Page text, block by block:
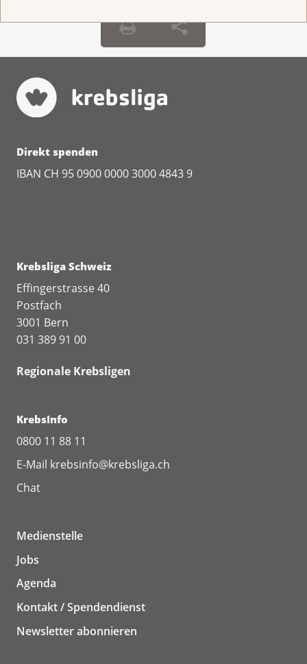
Direkt spenden
IBAN CH 95 0900 0000 3000 4843 9
Krebsliga Schweiz
Effingerstrasse 40
Postfach
3001 Bern
031 389 91 00
Regionale Krebsligen
KrebsInfo
0800 11 88 11
E-Mail krebsinfo@krebsliga.ch
Chat
Medienstelle
Jobs
Agenda
Kontakt / Spendendienst
Newsletter abonnieren